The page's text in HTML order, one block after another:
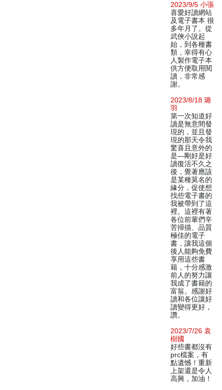
2023/9/5 小張
喜愛好讀網站
及電子書本 很
多年月了。從
武俠小說起
始，到各種書
類，幸得有心
人製作電子本
供方便取用閱
讀，非常感
謝。
2023/8/18 璐
羽
第一次知道好
讀是無意間發
現的，並且發
現的那天令我
驚喜且意外的
是—剛好是好
讀復活不久之
後，覺著應該
是某種莫名的
緣分，促使想
找些電子書的
我被帶到了這
裡。這裡有著
各位前輩們辛
苦掃描、品質
極佳的電子
書，讓我這個
後人能夠免費
享用這些書
籍，十分感激
前人的努力讓
我成了書籍的
富翁。感謝好
讀和各位讓好
讀變得更好，
讚。
2023/7/26 袁
樹國
好些書都沒有
prc檔案，有
點遺憾！重新
上架還是令人
高興，加油！